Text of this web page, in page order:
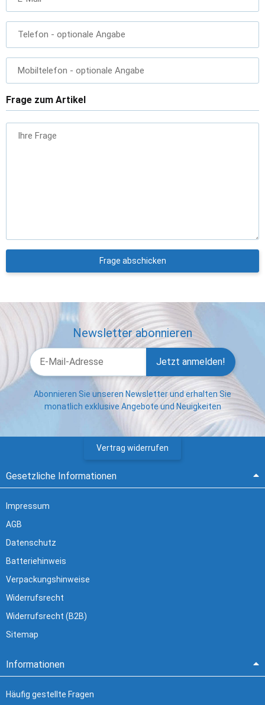
Telefon - optionale Angabe
Mobiltelefon - optionale Angabe
Frage zum Artikel
Ihre Frage
Frage abschicken
Newsletter abonnieren
Jetzt anmelden!
Abonnieren Sie unseren Newsletter und erhalten Sie
monatlich exklusive Angebote und Neuigkeiten
Vertrag widerrufen
Gesetzliche Informationen
Impressum
AGB
Datenschutz
Batteriehinweis
Verpackungshinweise
Widerrufsrecht
Widerrufsrecht (B2B)
Sitemap
Informationen
Häufig gestellte Fragen